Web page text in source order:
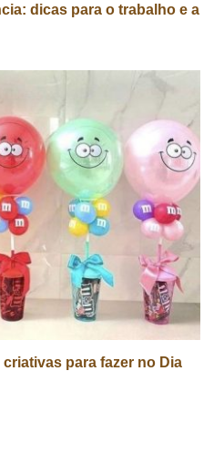
dicas para o trabalho e a
para fazer no Dia